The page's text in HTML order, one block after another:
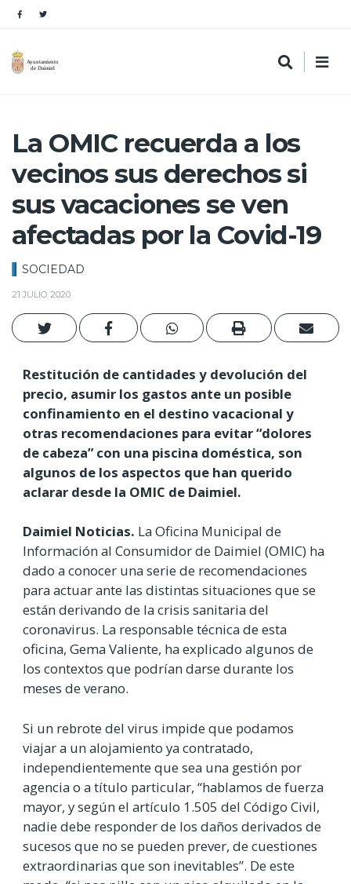
La OMIC recuerda a los
vecinos sus derechos si
sus vacaciones se ven
afectadas por la Covid-19
SOCIEDAD
21 JULIO 2020
Restitución de cantidades y devolución del
precio, asumir los gastos ante un posible
confinamiento en el destino vacacional y
otras recomendaciones para evitar “dolores
de cabeza” con una piscina doméstica, son
algunos de los aspectos que han querido
aclarar desde la OMIC de Daimiel.
Daimiel Noticias. La Oficina Municipal de
Información al Consumidor de Daimiel (OMIC) ha
dado a conocer una serie de recomendaciones
para actuar ante las distintas situaciones que se
están derivando de la crisis sanitaria del
coronavirus. La responsable técnica de esta
oficina, Gema Valiente, ha explicado algunos de
los contextos que podrían darse durante los
meses de verano.
Si un rebrote del virus impide que podamos
viajar a un alojamiento ya contratado,
independientemente que sea una gestión por
agencia o a título particular, “hablamos de fuerza
mayor, y según el artículo 1.505 del Código Civil,
nadie debe responder de los daños derivados de
sucesos que no se pueden prever, de cuestiones
extraordinarias que son inevitables”. De este